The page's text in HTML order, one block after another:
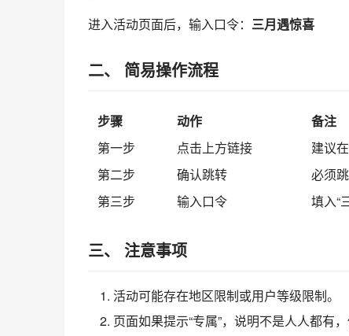
进入活动页面后，输入口令： 三月遇惊喜
二、 简易操作流程
步骤 动作
备注
第一步
点击上方链接
建议
第二步
确认跳转
必须
第三步
输入口令 填入“
三、 注意事项
活动可能存在地区限制或用户等级限制。
页面如果提示“专属”，说明不是人人都有